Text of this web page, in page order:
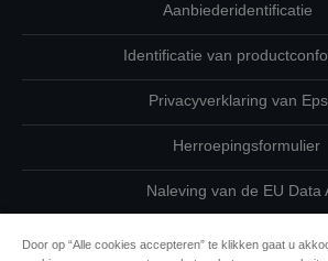
Aanbiederidentificatie
Identificatie van
Privacyverklaring van
Herroepingsformulier
Naleving van de EU Data
Door op “Alle cookies accepteren” te klikken gaat u